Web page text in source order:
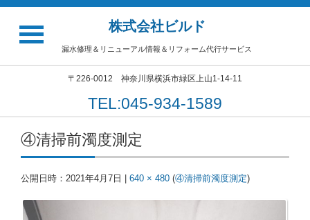
株式会社ビルド
漏水修理＆リニューアル情報＆リフォーム代行サービス
〒226-0012 神奈川県横浜市緑区上山1-14-11
TEL:045-934-1589
④清掃前濁度測定
公開日時： 2021年4月7日 640 × 480 (④清掃前濁度測定)